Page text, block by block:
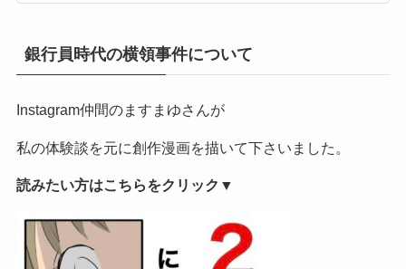
銀行員時代の横領事件について
Instagram仲間のますまゆさんが
私の体験談を元に創作漫画を描いて下さいました。
読みたい方はこちらをクリック▼